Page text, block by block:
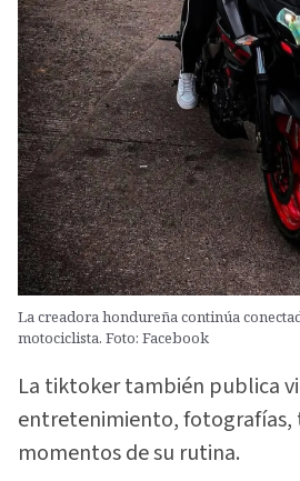
La creadora hondureña continúa
motociclista. Foto: Facebook
La tiktoker también publica
entretenimiento, fotografías,
momentos de su rutina.